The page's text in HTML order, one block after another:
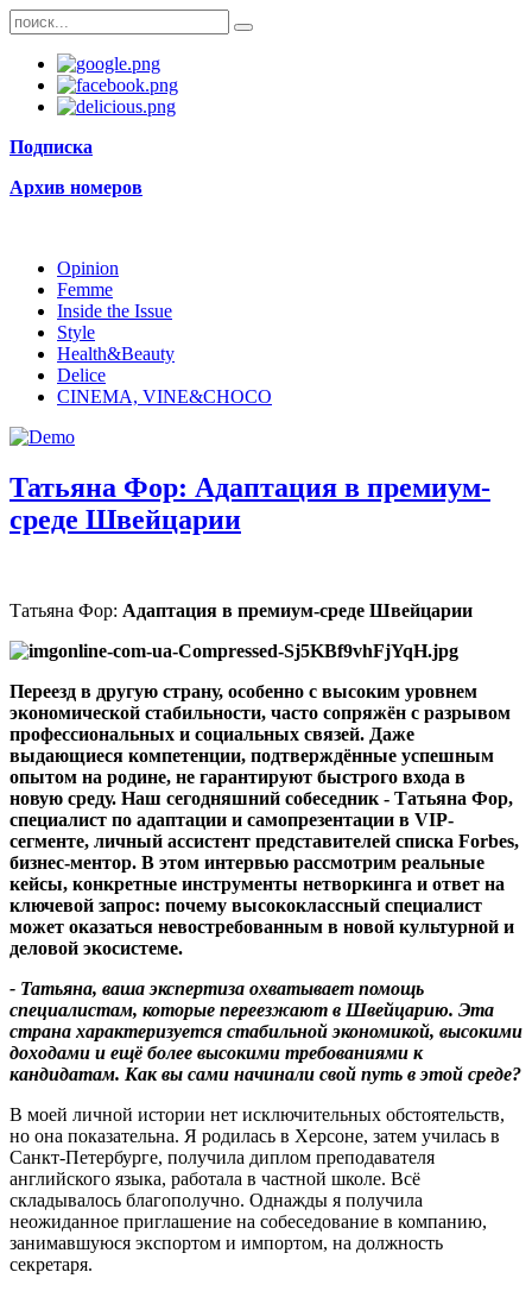
Подписка
Архив номеров
Opinion
Femme
Inside the Issue
Style
Health&Beauty
Delice
CINEMA, VINE&CHOCO
Татьяна Фор: Адаптация в премиум-
среде Швейцарии
Татьяна Фор: Адаптация в премиум-среде Швейцарии
Переезд в другую страну, особенно с высоким уровнем
экономической стабильности, часто сопряжён с разрывом
профессиональных и социальных связей. Даже
выдающиеся компетенции, подтверждённые успешным
опытом на родине, не гарантируют быстрого входа в
новую среду. Наш сегодняшний собеседник - Татьяна Фор,
специалист по адаптации и самопрезентации в VIP-
сегменте, личный ассистент представителей списка Forbes,
бизнес-ментор. В этом интервью рассмотрим реальные
кейсы, конкретные инструменты нетворкинга и ответ на
ключевой запрос: почему высококлассный специалист
может оказаться невостребованным в новой культурной и
деловой экосистеме.
- Татьяна, ваша экспертиза охватывает помощь
специалистам, которые переезжают в Швейцарию. Эта
страна характеризуется стабильной экономикой, высокими
доходами и ещё более высокими требованиями к
кандидатам. Как вы сами начинали свой путь в этой среде?
В моей личной истории нет исключительных обстоятельств,
но она показательна. Я родилась в Херсоне, затем училась в
Санкт-Петербурге, получила диплом преподавателя
английского языка, работала в частной школе. Всё
складывалось благополучно. Однажды я получила
неожиданное приглашение на собеседование в компанию,
занимавшуюся экспортом и импортом, на должность
секретаря.